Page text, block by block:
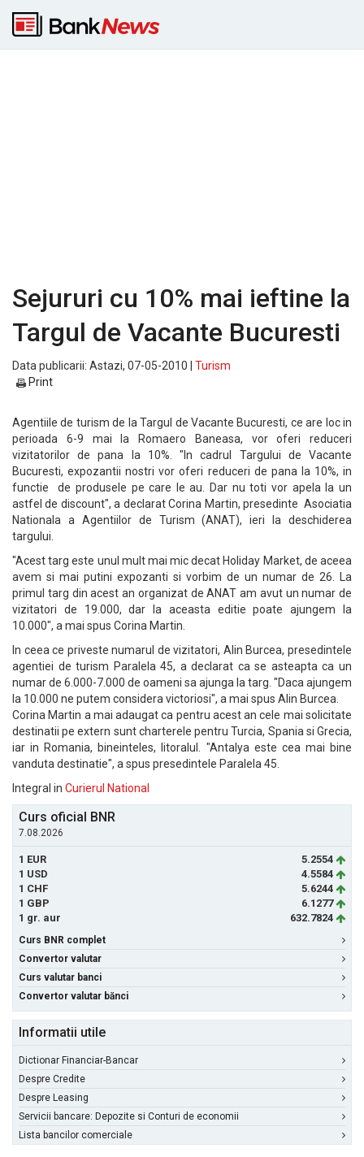
Sejururi cu 10% mai ieftine la
Targul de Vacante Bucuresti
Data publicarii: Astazi, 07-05-2010 | Turism
Print
Agentiile de turism de la Targul de Vacante Bucuresti, ce are loc in
perioada 6-9 mai la Romaero Baneasa, vor oferi reduceri
vizitatorilor de pana la 10%. "In cadrul Targului de Vacante
Bucuresti, expozantii nostri vor oferi reduceri de pana la 10%, in
functie de produsele pe care le au. Dar nu toti vor apela la un
astfel de discount", a declarat Corina Martin, presedinte Asociatia
Nationala a Agentiilor de Turism (ANAT), ieri la deschiderea
targului.
"Acest targ este unul mult mai mic decat Holiday Market, de aceea
avem si mai putini expozanti si vorbim de un numar de 26. La
primul targ din acest an organizat de ANAT am avut un numar de
vizitatori de 19.000, dar la aceasta editie poate ajungem la
10.000", a mai spus Corina Martin.
In ceea ce priveste numarul de vizitatori, Alin Burcea, presedintele
agentiei de turism Paralela 45, a declarat ca se asteapta ca un
numar de 6.000-7.000 de oameni sa ajunga la targ. "Daca ajungem
la 10.000 ne putem considera victoriosi", a mai spus Alin Burcea.
Corina Martin a mai adaugat ca pentru acest an cele mai solicitate
destinatii pe extern sunt charterele pentru Turcia, Spania si Grecia,
iar in Romania, bineinteles, litoralul. "Antalya este cea mai bine
vanduta destinatie", a spus presedintele Paralela 45.
Integral in Curierul National
Curs oficial BNR
7.08.2026
1 EUR
5.2554
1 USD
4.5584
1 CHF
5.6244
1 GBP
6.1277
1 gr. aur
632.7824
Curs BNR complet
Convertor valutar
Curs valutar banci
Convertor valutar bănci
Informatii utile
Dictionar Financiar-Bancar
Despre Credite
Despre Leasing
Servicii bancare: Depozite si Conturi de economii
Lista bancilor comerciale